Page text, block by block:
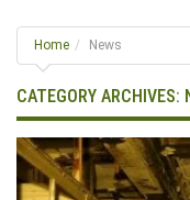
l
e
n
a
v
i
g
Home News
CATEGORY ARCHIVES: